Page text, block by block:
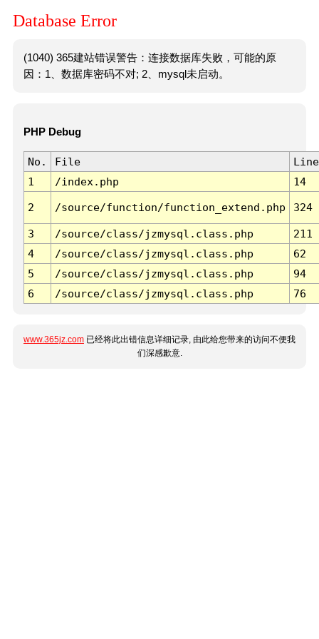
Database Error
(1040) 365建站错误警告：连接数据库失败，可能的原
因：1、数据库密码不对; 2、mysql未启动。
PHP Debug
No. File
Line
1
/index.php 14
2 /source/function/function_extend.php 324
3 /source/class/jzmysql.class.php
211
4
/source/class/jzmysql.class.php
62
5
/source/class/jzmysql.class.php
94
6
/source/class/jzmysql.class.php 76
www.365jz.com 已经将此出错信息详细记录, 由此给您带来的访问不便我
们深感歉意.